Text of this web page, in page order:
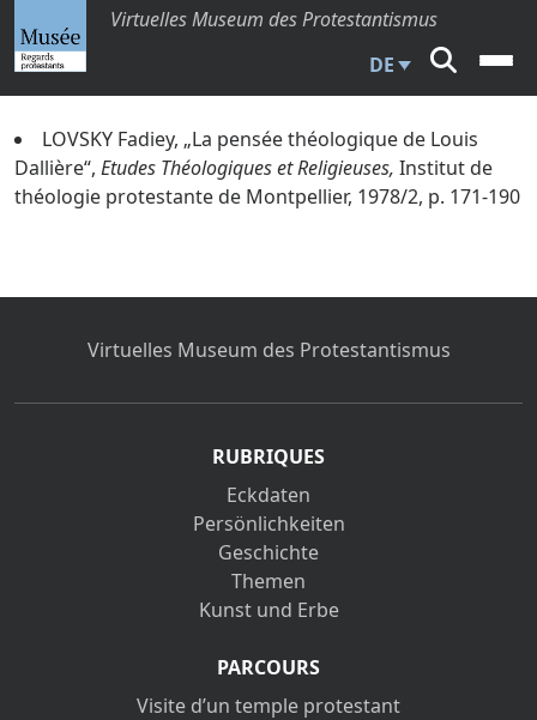
Virtuelles Museum des Protestantismus
DE
LOVSKY Fadiey, „La pensée théologique de Louis
Dallière“, Etudes Théologiques et Religieuses, Institut de
théologie protestante de Montpellier, 1978/2, p. 171-190
Virtuelles Museum des Protestantismus
RUBRIQUES
Eckdaten
Persönlichkeiten
Geschichte
Themen
Kunst und Erbe
PARCOURS
Visite d’un temple protestant